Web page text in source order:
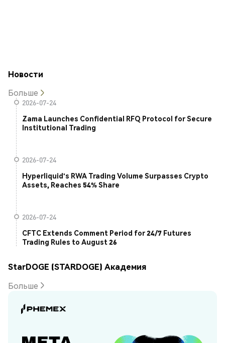
Новости
Больше
2026-07-24
Zama Launches Confidential RFQ Protocol for Secure
Institutional Trading
2026-07-24
Hyperliquid's RWA Trading Volume Surpasses Crypto
Assets, Reaches 54% Share
2026-07-24
CFTC Extends Comment Period for 24/7 Futures
Trading Rules to August 26
StarDOGE (STARDOGE) Академия
Больше